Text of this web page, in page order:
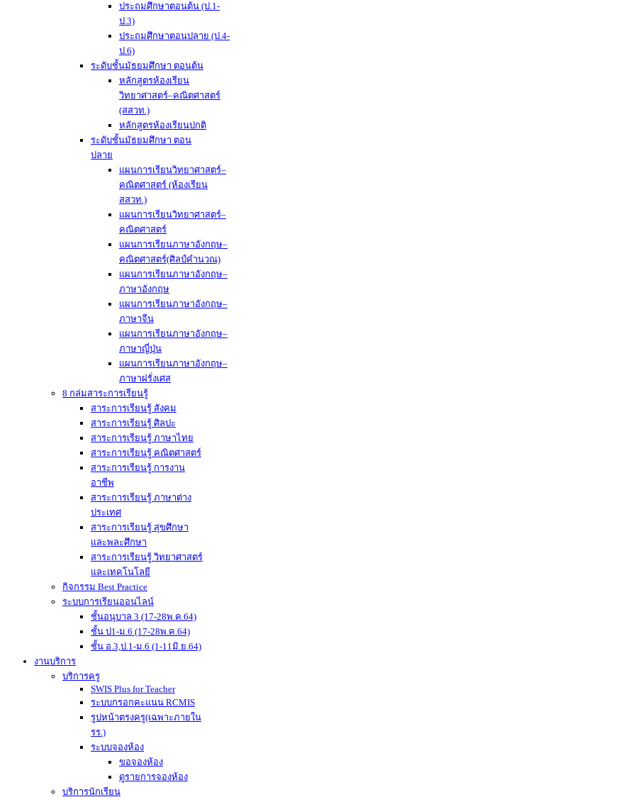
ประถมศึกษาตอนต้น (ป.1-
ป.3)
ประถมศึกษาตอนปลาย (ป.4-
ป.6)
ระดับชั้นมัธยมศึกษา ตอนต้น
หลักสูตรห้องเรียน
วิทยาศาสตร์–คณิตศาสตร์
(สสวท.)
หลักสูตรห้องเรียนปกติ
ระดับชั้นมัธยมศึกษา ตอน
ปลาย
แผนการเรียนวิทยาศาสตร์–
คณิตศาสตร์ (ห้องเรียน
สสวท.)
แผนการเรียนวิทยาศาสตร์–
คณิตศาสตร์
แผนการเรียนภาษาอังกฤษ–
คณิตศาสตร์(ศิลป์คำนวณ)
แผนการเรียนภาษาอังกฤษ–
ภาษาอังกฤษ
แผนการเรียนภาษาอังกฤษ–
ภาษาจีน
แผนการเรียนภาษาอังกฤษ–
ภาษาญี่ปุ่น
แผนการเรียนภาษาอังกฤษ–
ภาษาฝรั่งเศส
8 กล่มสาระการเรียนรู้
สาระการเรียนรู้ สังคม
สาระการเรียนรู้ ศิลปะ
สาระการเรียนรู้ ภาษาไทย
สาระการเรียนรู้ คณิตศาสตร์
สาระการเรียนรู้ การงาน
อาชีพ
สาระการเรียนรู้ ภาษาต่าง
ประเทศ
สาระการเรียนรู้ สุขศึกษา
และพละศึกษา
สาระการเรียนรู้ วิทยาศาสตร์
และเทคโนโลยี
กิจกรรม Best Practice
ระบบการเรียนออนไลน์
ชั้นอนุบาล 3 (17-28พ.ค.64)
ชั้น ป1-ม.6 (17-28พ.ค.64)
ชั้น อ.3,ป.1-ม.6 (1-11มิ.ย.64)
งานบริการ
บริการครู
SWIS Plus for Teacher
ระบบกรอกคะแนน RCMIS
รูปหน้าตรงครู(เฉพาะภายใน
รร.)
ระบบจองห้อง
ขอจองห้อง
ดูรายการจองห้อง
บริการนักเรียน